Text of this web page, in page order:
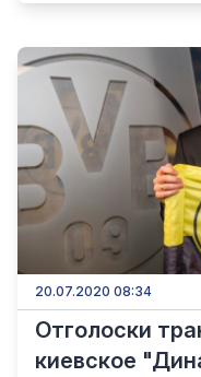
20.07.2020 08:34
Отголоски
киевское